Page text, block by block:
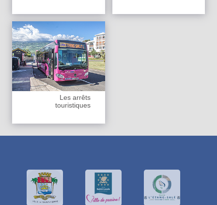
Les arrêts
touristiques